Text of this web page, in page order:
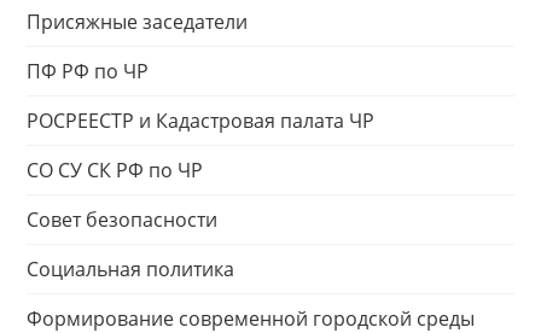
Присяжные заседатели
ПФ РФ по ЧР
РОСРЕЕСТР и Кадастровая палата ЧР
СО СУ СК РФ по ЧР
Совет безопасности
Социальная политика
Формирование современной городской среды